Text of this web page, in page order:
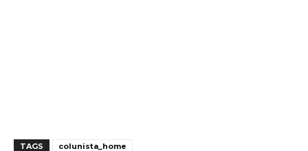
TAGS colunista_home